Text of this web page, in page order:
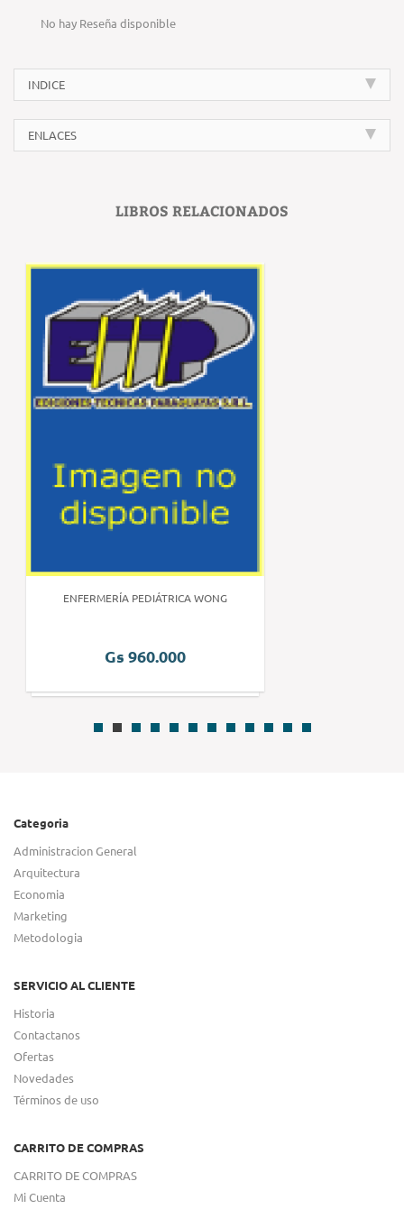
No hay Reseña disponible
INDICE
ENLACES
LIBROS RELACIONADOS
ENFERMERÍA PEDIÁTRICA WONG
Gs 960.000
Categoria
Administracion General
Arquitectura
Economia
Marketing
Metodologia
SERVICIO AL CLIENTE
Historia
Contactanos
Ofertas
Novedades
Términos de uso
CARRITO DE COMPRAS
CARRITO DE COMPRAS
Mi Cuenta